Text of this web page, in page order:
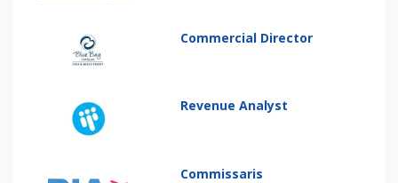
Commercial Director
Revenue Analyst
Commissaris